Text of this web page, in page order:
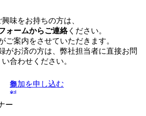
興味をお持ちの方は、
ォームからご連絡ください。
ご案内をさせていただきます。
がお済の方は、弊社担当者に直接お問
い合わせください。
無
料
参加を申し込む
ー